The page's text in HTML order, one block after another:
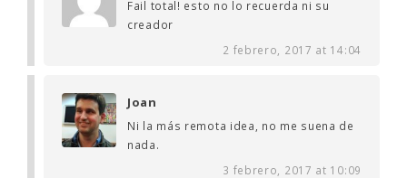
Fail total! esto no lo recuerda ni su
creador
2 febrero, 2017 at 14:04
Joan
Ni la más remota idea, no me suena de
nada.
3 febrero, 2017 at 10:09